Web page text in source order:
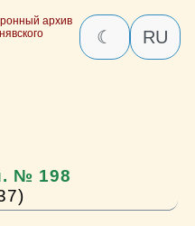
архив
☾ RU
№ 198